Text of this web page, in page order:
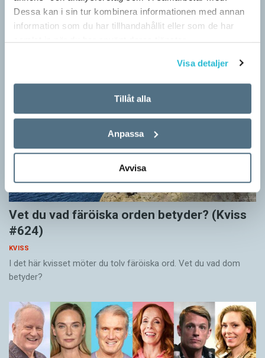
Dessa kan i sin tur kombinera informationen med annan
information som du har tillhandahållit eller som de har
samlat in när du har använt deras tjänster.
Visa detaljer
Tillåt alla
Anpassa
Avvisa
KVISS
Vet du vad dom här tolv svenska orden betyder? Dom rätta
Vet du vad färöiska orden betyder? (Kviss
#624)
KVISS
I det här kvisset möter du tolv färöiska ord. Vet du vad dom
betyder?